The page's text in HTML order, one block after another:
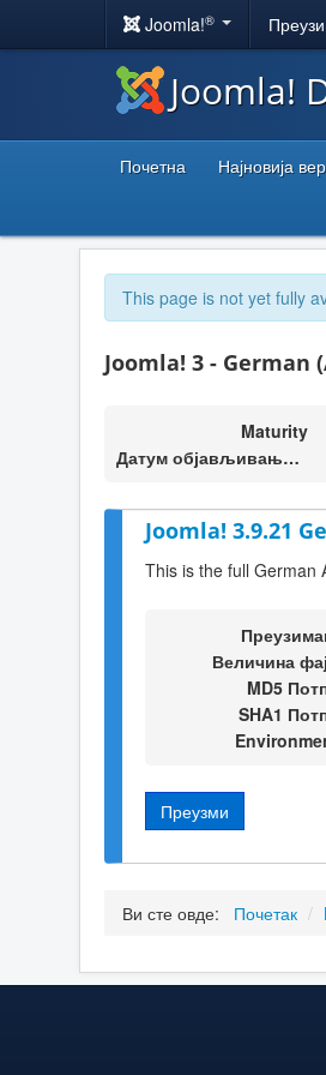
Joomla!®
Joomla!
Почетна Најновија
This page is not yet fully
Joomla! 3 - German
Maturity
Датум објављивања верзије
Joomla! 3.9.21
This is the full German
Величина
MD5
SHA1
Преузми
Ви сте овде: Почетак /